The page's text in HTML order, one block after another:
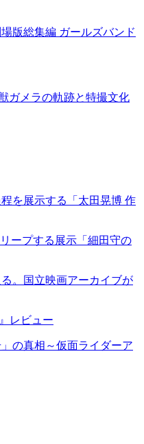
版総集編 ガールズバンド
ガメラの軌跡と特撮文化
を展示する「太田晃博 作
ープする展示「細田守の
。国立映画アーカイブが
レビュー
の真相～仮面ライダーア